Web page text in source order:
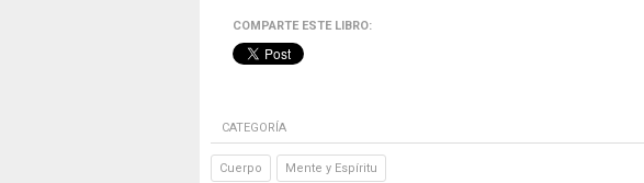
COMPARTE ESTE LIBRO:
CATEGORÍA
Cuerpo Mente y Espíritu